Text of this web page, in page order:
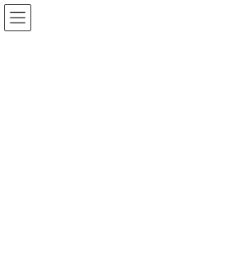
コ
ン
テ
ナ
ビ
ゲ